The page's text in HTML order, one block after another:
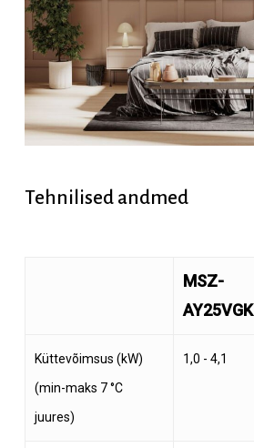
Tehnilised andmed
MSZ-
AY25VGK
Küttevõimsus (kW)
(min-maks 7 °C
juures)
1,0 - 4,1